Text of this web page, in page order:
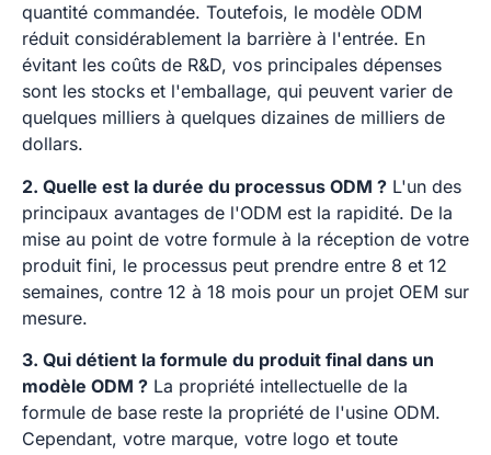
quantité commandée. Toutefois, le modèle ODM
réduit considérablement la barrière à l'entrée. En
évitant les coûts de R&D, vos principales dépenses
sont les stocks et l'emballage, qui peuvent varier de
quelques milliers à quelques dizaines de milliers de
dollars.
2. Quelle est la durée du processus ODM ? L'un des
principaux avantages de l'ODM est la rapidité. De la
mise au point de votre formule à la réception de votre
produit fini, le processus peut prendre entre 8 et 12
semaines, contre 12 à 18 mois pour un projet OEM sur
mesure.
3. Qui détient la formule du produit final dans un
modèle ODM ? La propriété intellectuelle de la
formule de base reste la propriété de l'usine ODM.
Cependant, votre marque, votre logo et toute